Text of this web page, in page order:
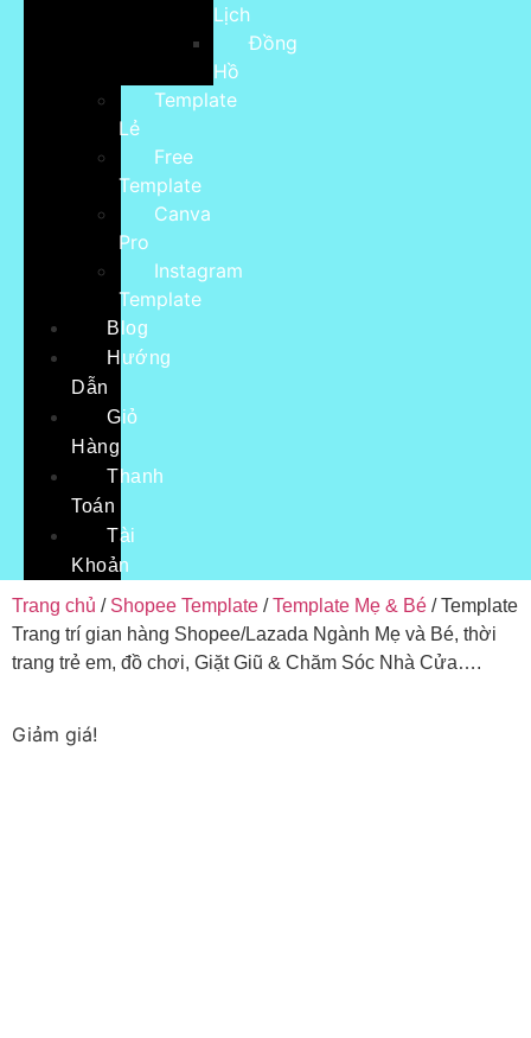
Lịch
Đồng
Hồ
Template
Lẻ
Free
Template
Canva
Pro
Instagram
Template
Blog
Hướng
Dẫn
Giỏ
Hàng
Thanh
Toán
Tài
Khoản
Trang chủ / Shopee Template /Template Mẹ & Bé / Template
Trang trí gian hàng Shopee/Lazada Ngành Mẹ và Bé, thời
trang trẻ em, đồ chơi, Giặt Giũ & Chăm Sóc Nhà Cửa….
Giảm giá!